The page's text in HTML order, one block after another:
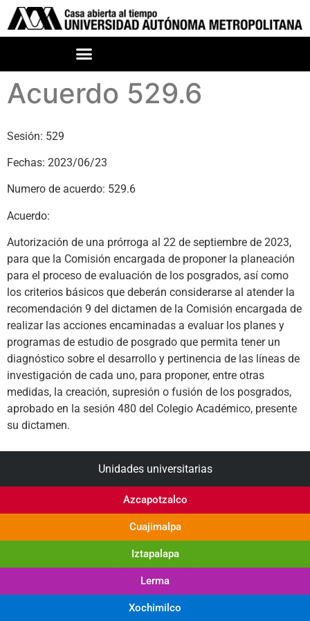
Acuerdo 529.6
Sesión: 529
Fechas: 2023/06/23
Numero de acuerdo: 529.6
Acuerdo:
Autorización de una prórroga al 22 de septiembre de 2023,
para que la Comisión encargada de proponer la planeación
para el proceso de evaluación de los posgrados, así como
los criterios básicos que deberán considerarse al atender la
recomendación 9 del dictamen de la Comisión encargada de
realizar las acciones encaminadas a evaluar los planes y
programas de estudio de posgrado que permita tener un
diagnóstico sobre el desarrollo y pertinencia de las líneas de
investigación de cada uno, para proponer, entre otras
medidas, la creación, supresión o fusión de los posgrados,
aprobado en la sesión 480 del Colegio Académico, presente
su dictamen.
Unidades universitarias
Azcapotzalco
Cuajimalpa
Iztapalapa
Lerma
Xochimilco